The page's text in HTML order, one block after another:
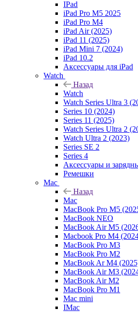
IPad
iPad Pro M5 2025
iPad Pro M4
iPad Air (2025)
iPad 11 (2025)
iPad Mini 7 (2024)
iPad 10.2
Аксессуары для iPad
Watch
Назад
Watch
Watch Series Ultra 3
Series 10 (2024)
Series 11 (2025)
Watch Series Ultra 2
Watch Ultra 2 (2023)
Series SE 2
Series 4
Аксессуары и
Ремешки
Mac
Назад
Mac
MacBook Pro M5
MacBook NEO
MacBook Air M5
Macbook Pro M4
MacBook Pro M3
MacBook Pro M2
MacBook Ar M4
MacBook Air M3
MacBook Air M2
MacBook Pro M1
Mac mini
IMac